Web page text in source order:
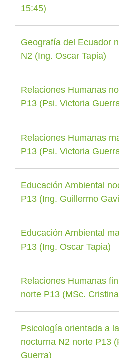
15:45)
Geografía del Ecuador
N2 (Ing. Oscar Tapia)
Relaciones Humanas
P13 (Psi. Victoria
Relaciones Humanas
P13 (Psi. Victoria
Educación Ambiental
P13 (Ing. Guillermo
Educación Ambiental
P13 (Ing. Oscar Tapia)
Relaciones Humanas
norte P13 (MSc.
Psicología orientada a
nocturna N2 norte P13
Guerra)